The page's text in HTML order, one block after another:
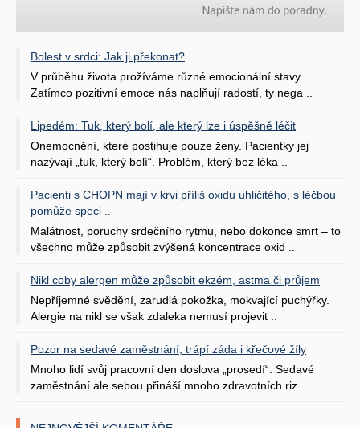
Bolest v srdci: Jak ji překonat?
V průběhu života prožíváme různé emocionální stavy.
Zatímco pozitivní emoce nás naplňují radostí, ty nega ..
Lipedém: Tuk, který bolí, ale který lze i úspěšně léčit
Onemocnění, které postihuje pouze ženy. Pacientky jej
nazývají „tuk, který bolí“. Problém, který bez léka ..
Pacienti s CHOPN mají v krvi příliš oxidu uhličitého, s léčbou
pomůže speci ..
Malátnost, poruchy srdečního rytmu, nebo dokonce smrt – to
všechno může způsobit zvýšená koncentrace oxid ..
Nikl coby alergen může způsobit ekzém, astma či průjem
Nepříjemné svědění, zarudlá pokožka, mokvající puchýřky.
Alergie na nikl se však zdaleka nemusí projevit ..
Pozor na sedavé zaměstnání, trápí záda i křečové žíly
Mnoho lidí svůj pracovní den doslova „prosedí“. Sedavé
zaměstnání ale sebou přináší mnoho zdravotních riz ..